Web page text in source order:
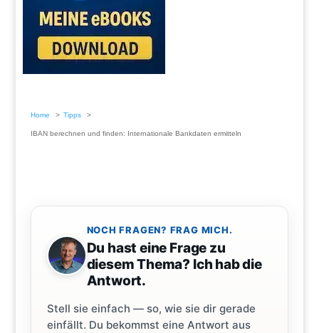
Home Tipps
IBAN berechnen und finden: Internationale Bankdaten ermitteln
NOCH FRAGEN? FRAG MICH.
Du hast eine Frage zu
diesem Thema? Ich hab die
Antwort.
Stell sie einfach — so, wie sie dir gerade
einfällt. Du bekommst eine Antwort aus